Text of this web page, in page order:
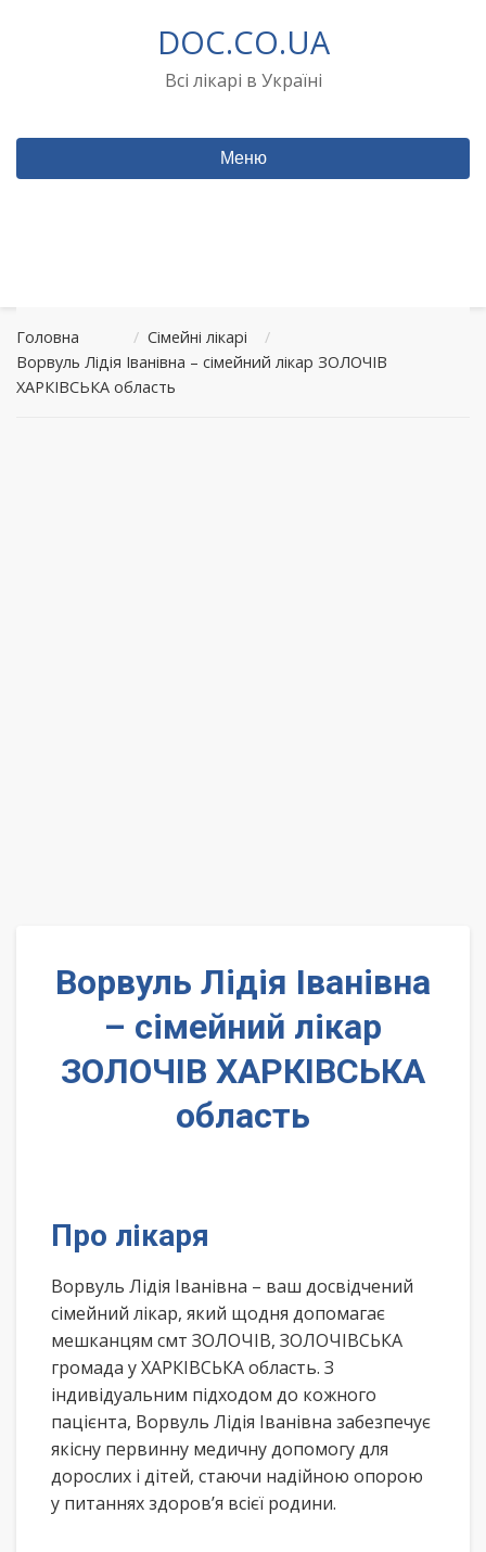
DOC.CO.UA
Всі лікарі в Україні
Меню
Головна / Сімейні лікарі
/
Ворвуль Лідія Іванівна – сімейний лікар ЗОЛОЧІВ
ХАРКІВСЬКА область
Ворвуль Лідія Іванівна
– сімейний лікар
ЗОЛОЧІВ ХАРКІВСЬКА
область
Про лікаря
Ворвуль Лідія Іванівна – ваш досвідчений
сімейний лікар, який щодня допомагає
мешканцям смт ЗОЛОЧІВ, ЗОЛОЧІВСЬКА
громада у ХАРКІВСЬКА область. З
індивідуальним підходом до кожного
пацієнта, Ворвуль Лідія Іванівна забезпечує
якісну первинну медичну допомогу для
дорослих і дітей, стаючи надійною опорою
у питаннях здоров’я всієї родини.